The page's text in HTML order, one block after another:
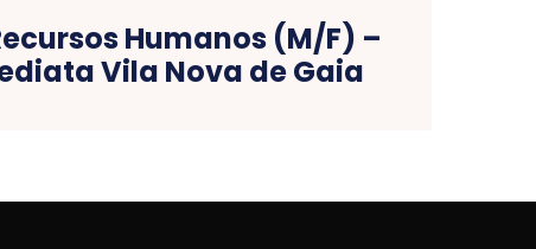
Humanos (M/F) –
Vila Nova de Gaia